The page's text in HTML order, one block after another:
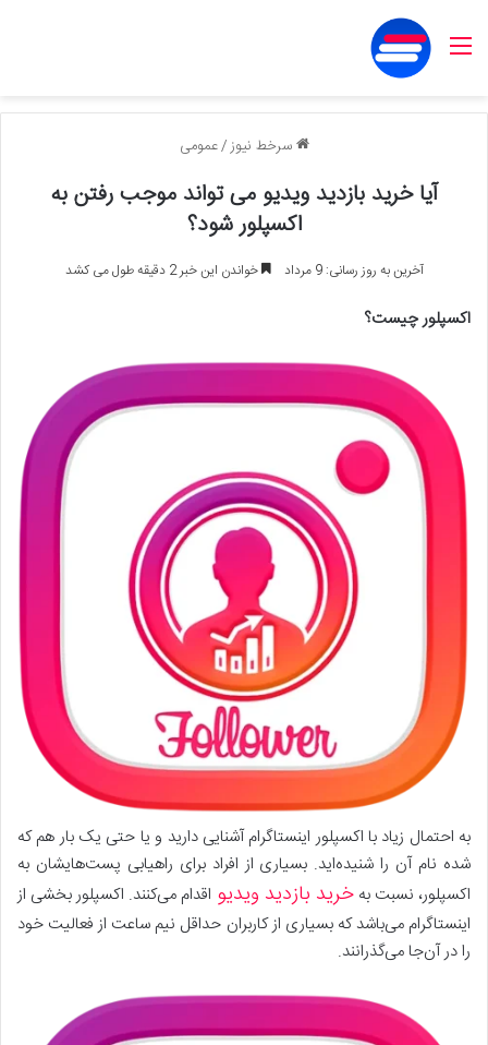
منو
سرخط نیوز/عمومی
آیا خرید بازدید ویدیو می تواند موجب رفتن به
اکسپلور شود؟
آخرین به روز رسانی: 9 مرداد خواندن این خبر 2 دقیقه طول می کشد
اکسپلور چیست؟
به احتمال زیاد با اکسپلور اینستاگرام آشنایی دارید و یا حتی یک بار هم که
شده نام آن را شنیده‌اید. بسیاری از افراد برای راهیابی پست‌هایشان به
اکسپلور، نسبت بهخرید بازدید ویدیو اقدام می‌کنند. اکسپلور بخشی از
اینستاگرام می‌باشد که بسیاری از کاربران حداقل نیم ساعت از فعالیت خود
را در آن‌جا می‌گذرانند.